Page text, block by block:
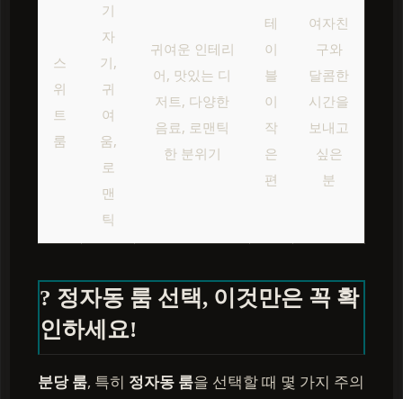
스
위
트
룸
기
자
기,
귀
여
움,
로
맨
틱
귀여운 인테리
어, 맛있는 디
저트, 다양한
음료, 로맨틱
한 분위기
테
이
블
이
작
은
편
여자친
구와
달콤한
시간을
보내고
싶은
분
? 정자동 룸 선택, 이것만은 꼭 확
인하세요!
분당 룸, 특히 정자동 룸을 선택할 때 몇 가지 주의